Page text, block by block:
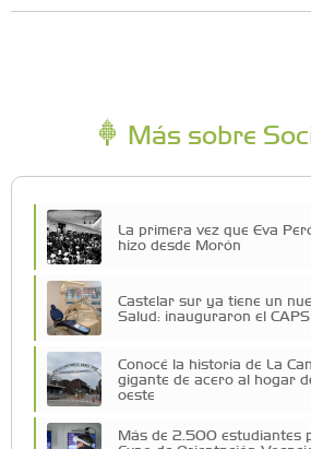
Más sobre
La primera vez que Eva
hizo desde Morón
Castelar sur ya tiene un
Salud: inauguraron el
Conocé la historia de La
gigante de acero al hogar
oeste
Más de 2.500 estudiantes